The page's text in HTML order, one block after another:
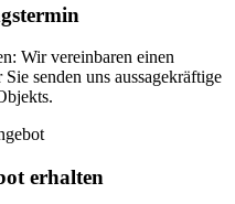
Wir vereinbaren einen
senden uns aussagekräftige
erhalten